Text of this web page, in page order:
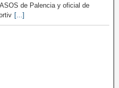
de Palencia y oficial de
[...]